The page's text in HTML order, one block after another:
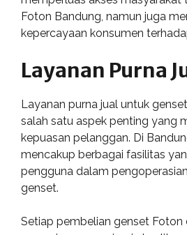
Foton Bandung, namun juga
kepercayaan konsumen
Layanan Purna
Layanan purna jual untuk
salah satu aspek penting yang
kepuasan pelanggan. Di
mencakup berbagai fasilitas
pengguna dalam
genset.
Setiap pembelian genset Foton